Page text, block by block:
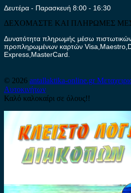
Δευτέρα - Παρασκευή 8:00 - 16:30
ΔΕΧΟΜΑΣΤΕ ΚΑΙ ΠΛΗΡΩΜΕΣ
Δυνατότητα πληρωμής μέσω
προπληρωμένων καρτών
Express,MasterCard.
© 2026 antallaktika-online.gr
Αυτοκινήτων
Καλό καλοκαίρι σε όλους!!